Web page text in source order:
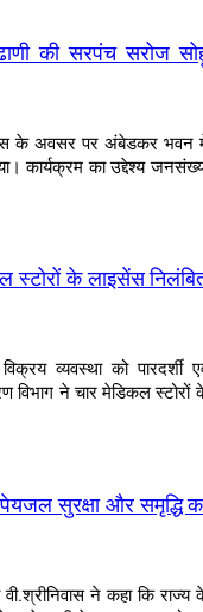
की सरपंच सरोज
के अवसर पर अंबेडकर भवन
कार्यक्रम का उद्देश्य
स्टोरों के लाइसेंस
व्यवस्था को पारदर्शी
विभाग ने चार मेडिकल स्टोरों
सुरक्षा और समृद्धि
ने कहा कि राज्य